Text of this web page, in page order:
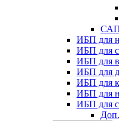
САП
ИБП для
ИБП для
ИБП для
ИБП для
ИБП для
ИБП для
ИБП для